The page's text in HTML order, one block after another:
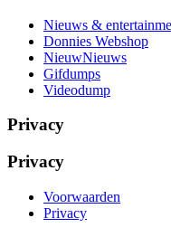
Nieuws &
Donnies Webshop
NieuwNieuws
Gifdumps
Videodump
Privacy
Privacy
Voorwaarden
Privacy